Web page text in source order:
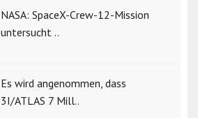
NASA: SpaceX-Crew-12-Mission
untersucht ..
Es wird angenommen, dass
3I/ATLAS 7 Mill..